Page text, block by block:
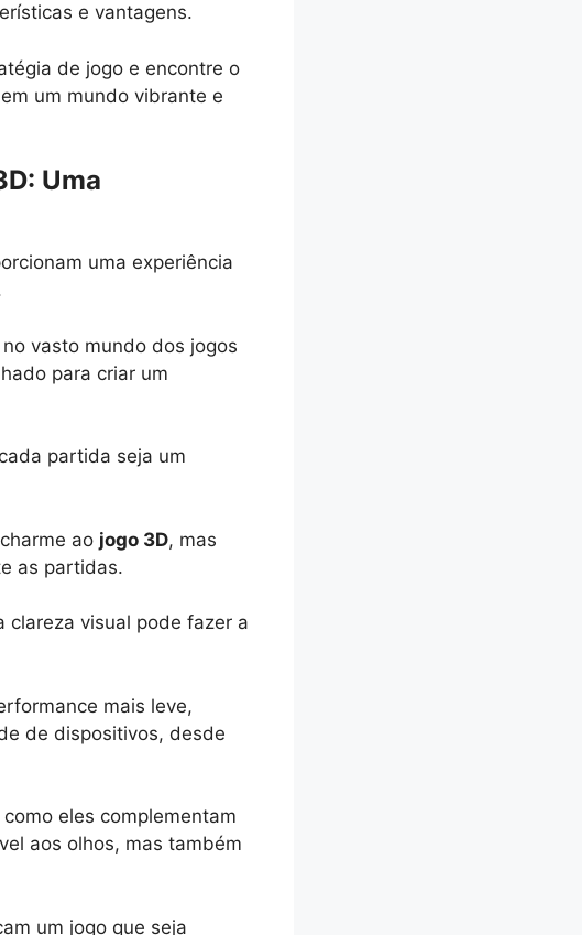
e vantagens.
de jogo e encontre o
um mundo vibrante e
Uma
uma experiência
vasto mundo dos jogos
para criar um
partida seja um
ao jogo 3D, mas
as partidas.
clareza visual pode fazer a
mais leve,
de dispositivos, desde
eles complementam
aos olhos, mas também
um jogo que seja